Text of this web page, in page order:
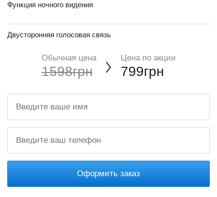
Функция ночного видения
Двусторонняя голосовая связь
Обычная цена
1598грн
Цена по акции
799грн
Оформить заказ